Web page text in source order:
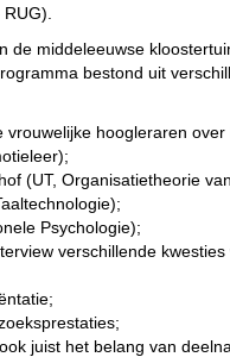
de middeleeuwse
bestond uit
vrouwelijke hoogleraren
(UT, Organisatietheorie
Psychologie);
verschillende
juist het belang van